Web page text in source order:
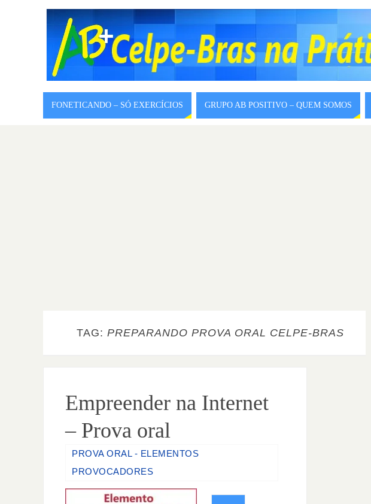
FONETICANDO – SÓ EXERCÍCIOS GRUPO AB POSITIVO – QUEM SOMOS
TAG: PREPARANDO PROVA ORAL CELPE-BRAS
Empreender na Internet
– Prova oral
PROVA ORAL - ELEMENTOS
PROVOCADORES